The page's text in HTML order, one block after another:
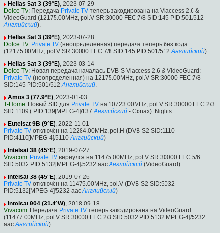
Hellas Sat 3 (39°E), 2023-07-29
Dolce TV: Передача Private TV теперь закодирована на Viaccess 2.6 &
VideoGuard (12175.00MHz, pol.V SR:30000 FEC:7/8 SID:145 PID:501/512
Английский).
Hellas Sat 3 (39°E), 2023-07-28
Dolce TV: Private TV (неопределенная) передача теперь без кода
(12175.00MHz, pol.V SR:30000 FEC:7/8 SID:145 PID:501/512 Английский).
Hellas Sat 3 (39°E), 2023-03-14
Dolce TV: Новая передача началась DVB-S Viaccess 2.6 & VideoGuard:
Private TV (неопределенная) на 12175.00MHz, pol.V SR:30000 FEC:7/8
SID:145 PID:501/512 Английский.
Amos 3 (77.9°E), 2023-01-03
T-Home: Новый SID для Private TV на 10723.00MHz, pol.V SR:30000 FEC:2/3:
SID:1109 ( PID:139[MPEG-4]/137 Английский - Conax). Nights
Eutelsat 9B (9°E), 2022-11-01
Private TV отключён на 12284.00MHz, pol.H (DVB-S2 SID:1110
PID:4110[MPEG-4]/5110 Английский)
Intelsat 38 (45°E), 2019-07-27
Vivacom: Private TV вернулся на 11475.00MHz, pol.V SR:30000 FEC:5/6
SID:5032 PID:5132[MPEG-4]/5232 aac Английский (VideoGuard).
Intelsat 38 (45°E), 2019-07-26
Private TV отключён на 11475.00MHz, pol.V (DVB-S2 SID:5032
PID:5132[MPEG-4]/5232 aac Английский)
Intelsat 904 (31.4°W), 2018-09-18
Vivacom: Передача Private TV теперь закодирована на VideoGuard
(11477.00MHz, pol.V SR:30000 FEC:2/3 SID:5032 PID:5132[MPEG-4]/5232
aac Английский).